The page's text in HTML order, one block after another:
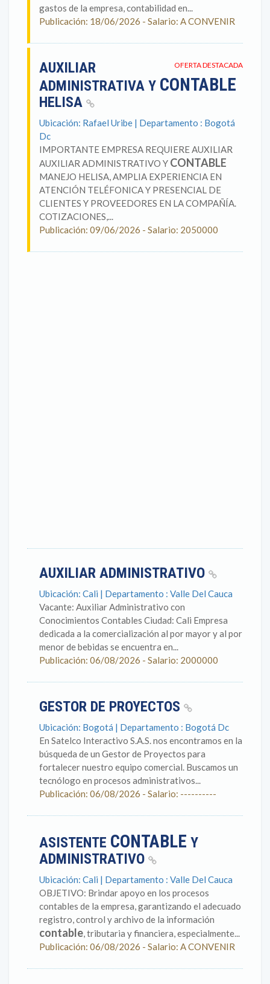
gastos de la empresa, contabilidad en...
Publicación: 18/06/2026 - Salario: A CONVENIR
OFERTA DESTACADA
AUXILIAR
ADMINISTRATIVA Y CONTABLE
HELISA
Ubicación: Rafael Uribe | Departamento : Bogotá
Dc
IMPORTANTE EMPRESA REQUIERE AUXILIAR
AUXILIAR ADMINISTRATIVO Y CONTABLE
MANEJO HELISA, AMPLIA EXPERIENCIA EN
ATENCIÓN TELÉFONICA Y PRESENCIAL DE
CLIENTES Y PROVEEDORES EN LA COMPAÑÍA.
COTIZACIONES,...
Publicación: 09/06/2026 - Salario: 2050000
AUXILIAR ADMINISTRATIVO
Ubicación: Cali | Departamento : Valle Del Cauca
Vacante: Auxiliar Administrativo con
Conocimientos Contables Ciudad: Cali Empresa
dedicada a la comercialización al por mayor y al por
menor de bebidas se encuentra en...
Publicación: 06/08/2026 - Salario: 2000000
GESTOR DE PROYECTOS
Ubicación: Bogotá | Departamento : Bogotá Dc
En Satelco Interactivo S.A.S. nos encontramos en la
búsqueda de un Gestor de Proyectos para
fortalecer nuestro equipo comercial. Buscamos un
tecnólogo en procesos administrativos...
Publicación: 06/08/2026 - Salario: ----------
ASISTENTE CONTABLE Y
ADMINISTRATIVO
Ubicación: Cali | Departamento : Valle Del Cauca
OBJETIVO: Brindar apoyo en los procesos
contables de la empresa, garantizando el adecuado
registro, control y archivo de la información
contable, tributaria y financiera, especialmente...
Publicación: 06/08/2026 - Salario: A CONVENIR